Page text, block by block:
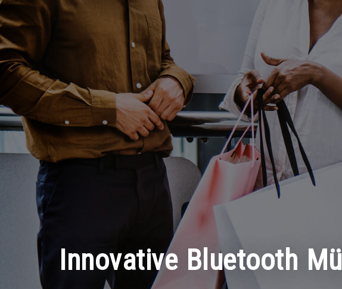
Innovative Bluetooth